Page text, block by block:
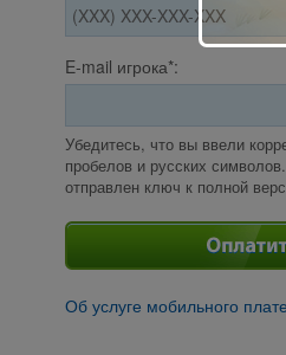
E-mail игрока*:
Убедитесь, что вы ввели
пробелов и русских
отправлен ключ к полной
Об услуге мобильного